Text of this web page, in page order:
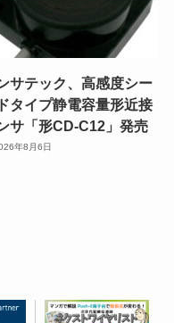
サテック、高感度シー
タイプ静電容量形近接
サ「形CD-C12」発売
年8月6日